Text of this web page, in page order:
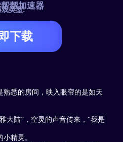
戏类型:
帮加速器
下载
熟悉的房间，映入眼帘的是如天
陆”，空灵的声音传来，“我是
精灵。